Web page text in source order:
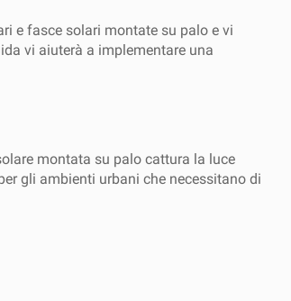
e fasce solari montate su palo e vi
vi aiuterà a implementare una
montata su palo cattura la luce
gli ambienti urbani che necessitano di